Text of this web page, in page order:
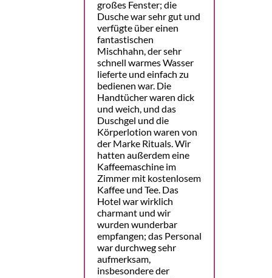
großes Fenster; die
Dusche war sehr gut und
verfügte über einen
fantastischen
Mischhahn, der sehr
schnell warmes Wasser
lieferte und einfach zu
bedienen war. Die
Handtücher waren dick
und weich, und das
Duschgel und die
Körperlotion waren von
der Marke Rituals. Wir
hatten außerdem eine
Kaffeemaschine im
Zimmer mit kostenlosem
Kaffee und Tee. Das
Hotel war wirklich
charmant und wir
wurden wunderbar
empfangen; das Personal
war durchweg sehr
aufmerksam,
insbesondere der